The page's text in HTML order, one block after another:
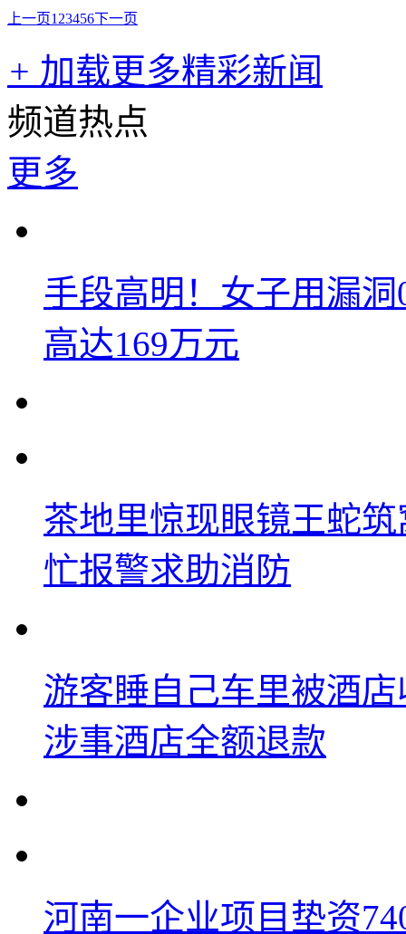
上一页1 23456下一页
+ 加载更多精彩新闻
频道热点
更多
手段高明！女子用漏
高达169万元
茶地里惊现眼镜王蛇
忙报警求助消防
游客睡自己车里被酒
涉事酒店全额退款
河南一企业项目垫资